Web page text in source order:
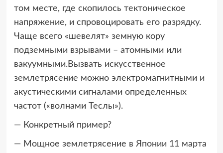
том месте, где скопилось тектоническое
напряжение, и спровоцировать его разрядку.
Чаще всего «шевелят» земную кору
подземными взрывами – атомными или
вакуумными.Вызвать искусственное
землетрясение можно электромагнитными и
акустическими сигналами определенных
частот («волнами Теслы»).
— Конкретный пример?
— Мощное землетрясение в Японии 11 марта